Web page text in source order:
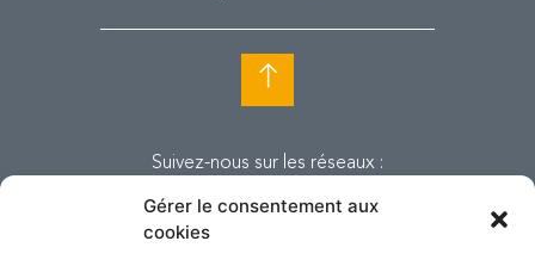
Gérer le consentement aux
cookies
Suivez-nous sur les réseaux :